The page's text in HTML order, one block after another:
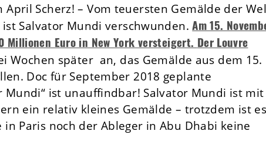
Scherz! – Vom teuersten Gemälde der
Salvator Mundi verschwunden.Am 15.
Millionen Euro in New York versteigert. Der Louvre
Wochen später an, das Gemälde aus dem 15.
Doc für September 2018 geplante
Mundi“ ist unauffindbar! Salvator Mundi ist mit
ein relativ kleines Gemälde – trotzdem ist
Paris noch der Ableger in Abu Dhabi keine